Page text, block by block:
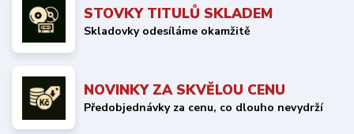
STOVKY TITULŮ SKLADEM
Skladovky odesíláme okamžitě
NOVINKY ZA SKVĚLOU CENU
Předobjednávky za cenu, co dlouho nevydrží